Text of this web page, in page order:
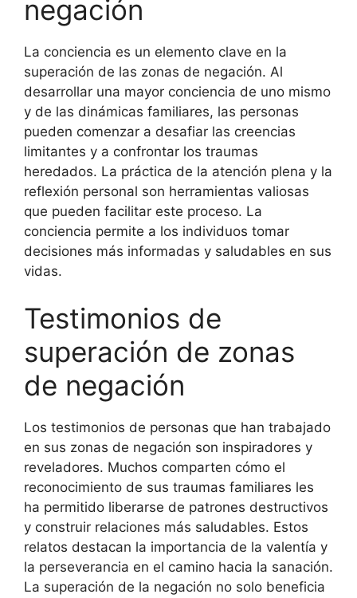
negación
La conciencia es un elemento clave en la
superación de las zonas de negación. Al
desarrollar una mayor conciencia de uno mismo
y de las dinámicas familiares, las personas
pueden comenzar a desafiar las creencias
limitantes y a confrontar los traumas
heredados. La práctica de la atención plena y la
reflexión personal son herramientas valiosas
que pueden facilitar este proceso. La
conciencia permite a los individuos tomar
decisiones más informadas y saludables en sus
vidas.
Testimonios de
superación de zonas
de negación
Los testimonios de personas que han trabajado
en sus zonas de negación son inspiradores y
reveladores. Muchos comparten cómo el
reconocimiento de sus traumas familiares les
ha permitido liberarse de patrones destructivos
y construir relaciones más saludables. Estos
relatos destacan la importancia de la valentía y
la perseverancia en el camino hacia la sanación.
La superación de la negación no solo beneficia